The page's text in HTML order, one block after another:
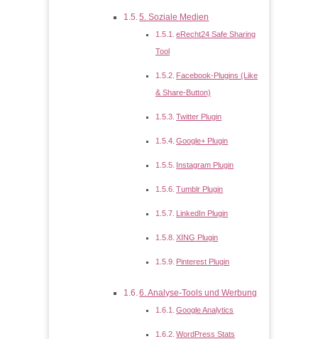
5. Soziale Medien
eRecht24 Safe Sharing
Tool
Facebook-Plugins (Like
& Share-Button)
Twitter Plugin
Google+ Plugin
Instagram Plugin
Tumblr Plugin
LinkedIn Plugin
XING Plugin
Pinterest Plugin
6. Analyse-Tools und Werbung
Google Analytics
WordPress Stats